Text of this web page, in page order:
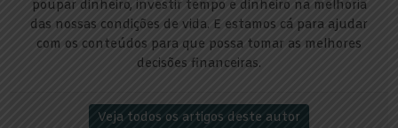
poupar dinheiro, investir tempo e dinheiro na melhoria
das nossas condições de vida. E estamos cá para ajudar
com os conteúdos para que possa tomar as melhores
decisões financeiras.
Veja todos os artigos deste autor